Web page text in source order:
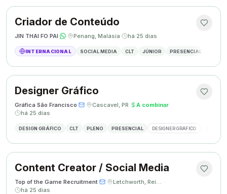
Criador de Conteúdo
JIN THAI FO PAI· · Penang, Malásia· há 25 dias
INTERNACIONAL SOCIAL MEDIA CLT JÚNIOR PRESENCIAL
Designer Gráfico
Gráfica São Francisco· · Cascavel, PR· A combinar·
há 25 dias
DESIGN GRÁFICO CLT PLENO PRESENCIAL DESIGNER GRÁFICO
Content Creator / Social Media
Top of the Game Recruitment· · Letchworth, Reino Unido ·
há 25 dias